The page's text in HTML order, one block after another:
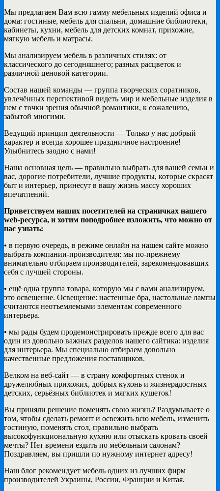
Мы предлагаем Вам всю гамму мебельных изделий офиса и
дома: гостиные, мебель для спальни, домашние библиотеки,
кабинеты, кухни, мебель для детских комнат, прихожие,
мягкую мебель и матрасы.
Мы анализируем мебель в различных стилях: от
классического до сегодняшнего; разных расцветок и
различной ценовой категории.
Состав нашей команды — группа творческих соратников,
увлечённых перспективой видеть мир и мебельные изделия в
нем с точки зрения обычной романтики, к сожалению,
забытой многими.
Ведущий принцип деятельности — Только у нас добрый
характер и всегда хорошее праздничное настроение!
Улыбнитесь заодно с нами!
Наша основная цель — правильно выбрать для вашей семьи и
вас, дорогие потребители, лучшие продукты, которые скрасят
быт и интерьер, принесут в вашу жизнь массу хороших
впечатлений.
Приветствуем наших посетителей на страничках нашего
web-ресурса, и хотим поподробнее изложить, что можно от
нас узнать:
• в первую очередь, в режиме онлайн на нашем сайте можно
выбрать компании-производителя: мы по-прежнему
внимательно отбираем производителей, зарекомендовавших
себя с лучшей стороны.
• ещё одна группа товара, которую мы с вами анализируем,
это освещение. Освещение: настенные бра, настольные лампы
считаются неотъемлемыми элементам современного
интерьера.
• мы рады будем продемонстрировать прежде всего для вас
один из довольно важных разделов нашего сайтика: изделия
для интерьера. Мы специально отбираем довольно
качественные предложения поставщиков.
Велком на веб-сайт — в страну комфортных стенок и
дружелюбных прихожих, добрых кухонь и жизнерадостных
детских, серьёзных библиотек и мягких кушеток!
Вы приняли решение поменять свою жизнь? Раздумываете о
том, чтобы сделать ремонт и освежить всю мебель, изменить
гостиную, поменять стол, правильно выбрать
высокофункциональную кухню или отыскать кровать своей
мечты? Нет времени ездить по мебельным салонам?
Поздравляем, вы пришли по нужному интернет адресу!
Наш блог рекомендует мебель одних из лучших фирм
производителей Украины, России, Франции и Китая.